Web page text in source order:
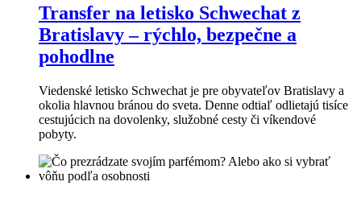
Transfer na letisko Schwechat z
Bratislavy – rýchlo, bezpečne a
pohodlne
Viedenské letisko Schwechat je pre obyvateľov Bratislavy a
okolia hlavnou bránou do sveta. Denne odtiaľ odlietajú tisíce
cestujúcich na dovolenky, služobné cesty či víkendové
pobyty.